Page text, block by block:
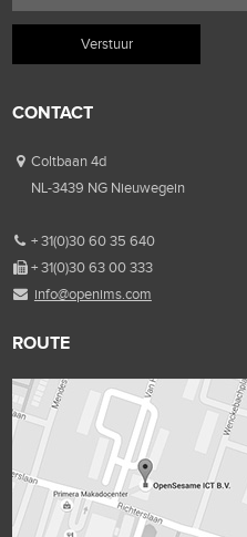
CONTACT
Coltbaan 4d
NL-3439 NG Nieuwegein
+ 31(0)30 60 35 640
+ 31(0)30 63 00 333
info@openims.com
ROUTE